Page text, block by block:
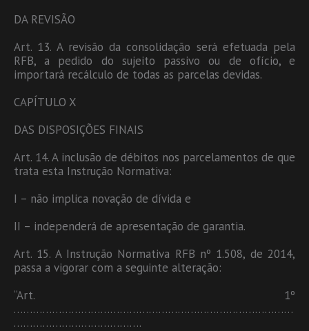
DA REVISÃO
Art. 13. A revisão da consolidação será efetuada pela
RFB, a pedido do sujeito passivo ou de ofício, e
importará recálculo de todas as parcelas devidas.
CAPÍTULO X
DAS DISPOSIÇÕES FINAIS
Art. 14. A inclusão de débitos nos parcelamentos de que
trata esta Instrução Normativa:
I – não implica novação de dívida e
II – independerá de apresentação de garantia.
Art. 15. A Instrução Normativa RFB nº 1.508, de 2014,
passa a vigorar com a seguinte alteração:
“Art. 1º
……………………………………………………………………………
………………………………….